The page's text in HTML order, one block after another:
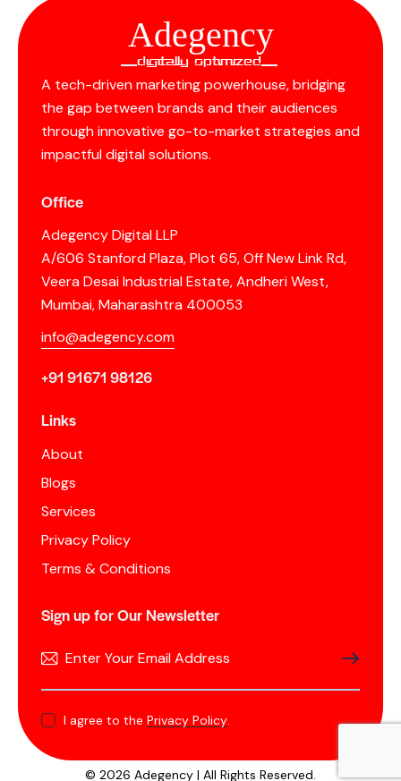
Adegency
__Digitally Optimized__
A tech-driven marketing powerhouse, bridging
the gap between brands and their audiences
through innovative go-to-market strategies and
impactful digital solutions.
Office
Adegency Digital LLP
A/606 Stanford Plaza, Plot 65, Off New Link Rd,
Veera Desai Industrial Estate, Andheri West,
Mumbai, Maharashtra 400053
info@adegency.com
+91 91671 98126
Links
About
Blogs
Services
Privacy Policy
Terms & Conditions
Sign up for Our Newsletter
I agree to the Privacy Policy.
© 2026 Adegency | All Rights Reserved.